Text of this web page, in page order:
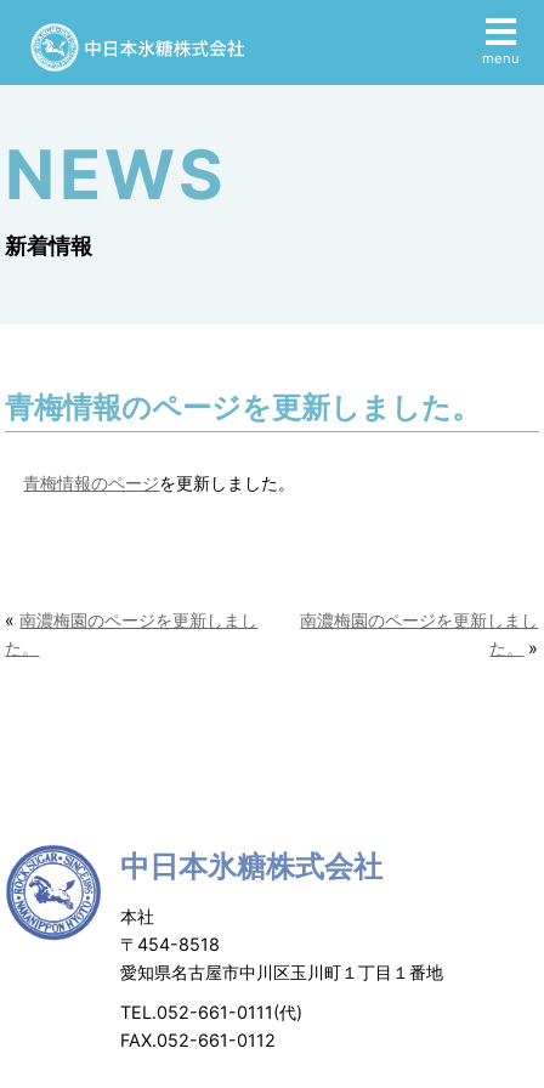
menu
NEWS
新着情報
青梅情報のページを更新しました。
青梅情報のページを更新しました。
«南濃梅園のページを更新しまし
た。
南濃梅園のページを更新しまし
た。
»
中日本氷糖株式会社
本社
〒454-8518
愛知県名古屋市中川区玉川町１丁目１番地
TEL.052-661-0111(代)
FAX.052-661-0112